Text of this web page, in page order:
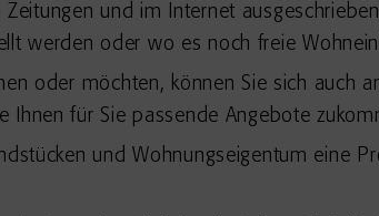
und im Internet
werden oder wo es noch freie
oder möchten, können Sie sich auch
Ihnen für Sie passende Angebote
und Wohnungseigentum eine